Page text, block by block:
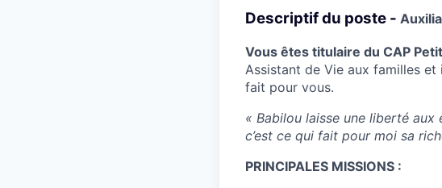
Descriptif du poste -
Vous êtes titulaire du CAP
Assistant de Vie aux familles
fait pour vous.
« Babilou laisse une liberté
c’est ce qui fait pour moi sa
PRINCIPALES MISSIONS :